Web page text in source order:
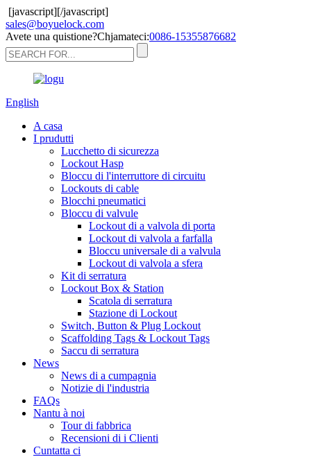
[javascript][/javascript]
sales@boyuelock.com
Avete una quistione?Chjamateci:0086-15355876682
English
A casa
I prudutti
Lucchetto di sicurezza
Lockout Hasp
Bloccu di l'interruttore di circuitu
Lockouts di cable
Blocchi pneumatici
Bloccu di valvule
Lockout di a valvola di porta
Lockout di valvola a farfalla
Bloccu universale di a valvula
Lockout di valvola a sfera
Kit di serratura
Lockout Box & Station
Scatola di serratura
Stazione di Lockout
Switch, Button & Plug Lockout
Scaffolding Tags & Lockout Tags
Saccu di serratura
News
News di a cumpagnia
Notizie di l'industria
FAQs
Nantu à noi
Tour di fabbrica
Recensioni di i Clienti
Cuntatta ci